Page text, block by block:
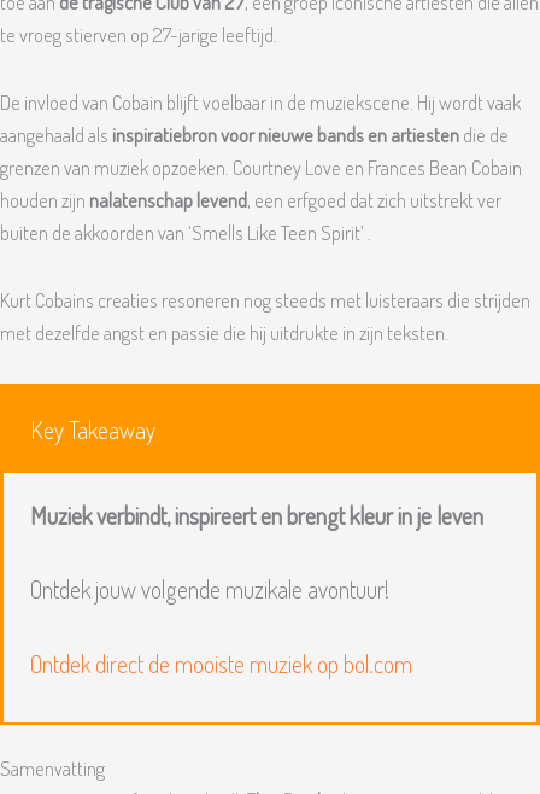
te vroeg stierven op 27-jarige leeftijd.
De invloed van Cobain blijft voelbaar in de muziekscene. Hij wordt vaak
aangehaald als inspiratiebron voor nieuwe bands en artiestendie de
grenzen van muziek opzoeken. Courtney Love en Frances Bean Cobain
houden zijn nalatenschap levend, een erfgoed dat zich uitstrekt ver
buiten de akkoorden van ‘Smells Like Teen Spirit’ .
Kurt Cobains creaties resoneren nog steeds met luisteraars die strijden
met dezelfde angst en passie die hij uitdrukte in zijn teksten.
Key Takeaway
Muziek verbindt, inspireert en brengt kleur in je leven
Ontdek jouw volgende muzikale avontuur!
Ontdek direct de mooiste muziek op bol.com
Samenvatting